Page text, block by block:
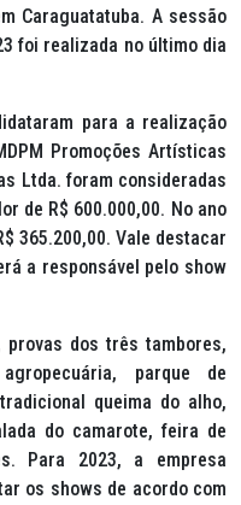
Caraguatatuba. A sessão
foi realizada no último dia
para a realização
Promoções Artísticas
Ltda. foram consideradas
de R$ 600.000,00. No ano
365.200,00. Vale destacar
a responsável pelo show
dos três tambores,
parque de
queima do alho,
do camarote, feira de
Para 2023, a empresa
os shows de acordo com